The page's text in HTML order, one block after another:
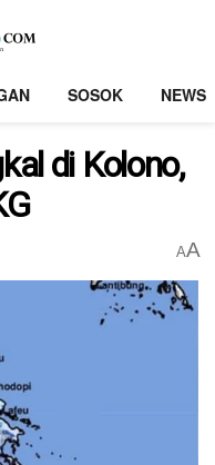
SOSOK NEWS
di Kolono,
AA